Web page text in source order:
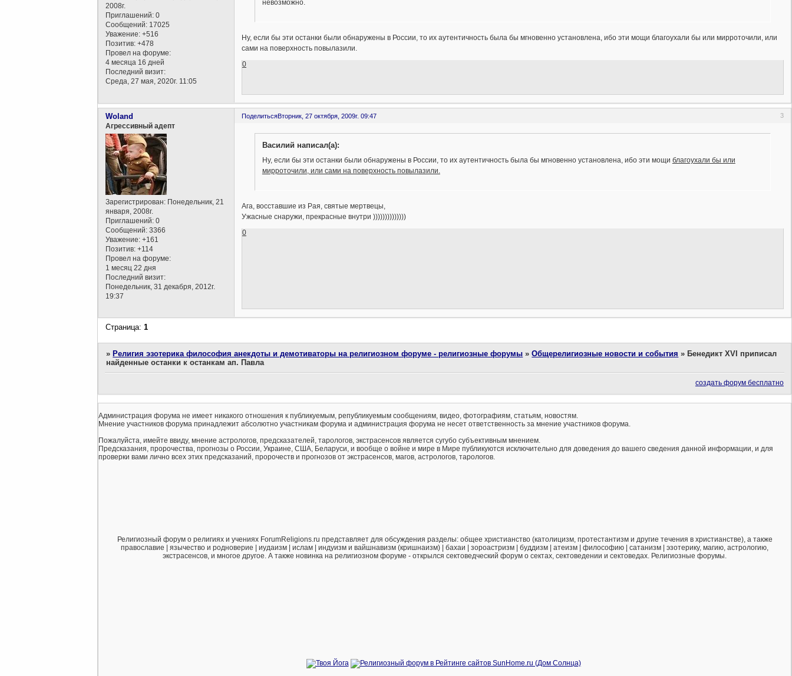
2008г.
Приглашений: 0
Сообщений: 17025
Уважение: +516
Позитив: +478
Провел на форуме:
4 месяца 16 дней
Последний визит:
Среда, 27 мая, 2020г. 11:05
невозможно.
Ну, если бы эти останки были обнаружены в России, то их аутентичность была бы мгновенно установлена, ибо эти мощи благоухали бы или мирроточили, или
сами на поверхность повылазили.
0
Поделиться 3
Вторник, 27 октября, 2009г. 09:47
Woland
Агрессивный адепт
Зарегистрирован: Понедельник, 21
января, 2008г.
Приглашений: 0
Сообщений: 3366
Уважение: +161
Позитив: +114
Провел на форуме:
1 месяц 22 дня
Последний визит:
Понедельник, 31 декабря, 2012г.
19:37
Василий написал(а):
Ну, если бы эти останки были обнаружены в России, то их аутентичность была бы мгновенно установлена, ибо эти мощи благоухали бы или
мирроточили, или сами на поверхность повылазили.
Ага, восставшие из Рая, святые мертвецы,
Ужасные снаружи, прекрасные внутри ))))))))))))))
0
Страница:1
» Религия эзотерика философия анекдоты и демотиваторы на религиозном форуме - религиозные форумы »Общерелигиозные новости и события » Бенедикт XVI приписал
найденные останки к останкам ап. Павла
создать форум бесплатно
Администрация форума не имеет никакого отношения к публикуемым, републикуемым сообщениям, видео, фотографиям, статьям, новостям.
Мнение участников форума принадлежит абсолютно участникам форума и администрация форума не несет ответственность за мнение участников форума.
Пожалуйста, имейте ввиду, мнение астрологов, предсказателей, тарологов, экстрасенсов является сугубо субъективным мнением.
Предсказания, пророчества, прогнозы о России, Украине, США, Беларуси, и вообще о войне и мире в Мире публикуются исключительно для доведения до вашего сведения данной информации, и для
проверки вами лично всех этих предсказаний, пророчеств и прогнозов от экстрасенсов, магов, астрологов, тарологов.
Религиозный форум о религиях и учениях ForumReligions.ru представляет для обсуждения разделы: общее христианство (католицизм, протестантизм и другие течения в христианстве), а также
православие | язычество и родноверие | иудаизм | ислам | индуизм и вайшнавизм (кришнаизм) | бахаи | зороастризм | буддизм | атеизм | философию | сатанизм | эзотерику, магию, астрологию,
экстрасенсов, и многое другое. А также новинка на религиозном форуме - открылся сектоведческий форум о сектах, сектоведении и сектоведах. Религиозные форумы.